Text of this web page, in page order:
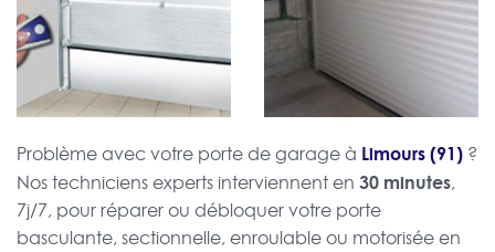
Problème avec votre porte de garage à Limours (91) ?
Nos techniciens experts interviennent en 30 minutes,
7j/7, pour réparer ou débloquer votre porte
basculante, sectionnelle, enroulable ou motorisée en